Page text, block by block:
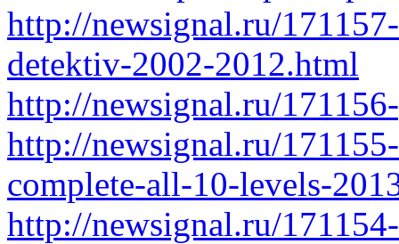
http://newsignal.ru/
detektiv-2002-2012.html
http://newsignal.ru/
http://newsignal.ru/
complete-all-10-levels-
http://newsignal.ru/